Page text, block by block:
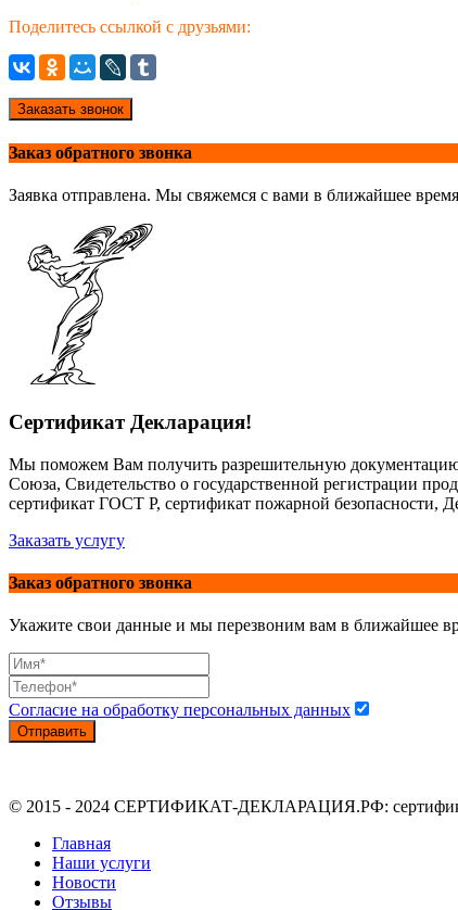
Поделитесь ссылкой с друзьями:
Заказать звонок
Заказ обратного звонка
Заявка отправлена. Мы свяжемся с вами в ближайшее
Сертификат Декларация!
Мы поможем Вам получить разрешительную документацию,
Союза, Свидетельство о государственной регистрации
сертификат ГОСТ Р, сертификат пожарной безопасности,
Заказать услугу
Заказ обратного звонка
Укажите свои данные и мы перезвоним вам в ближайшее
Согласие на обработку персональных данных
Отправить
© 2015 - 2024 СЕРТИФИКАТ-ДЕКЛАРАЦИЯ.РФ:
Главная
Наши услуги
Новости
Отзывы